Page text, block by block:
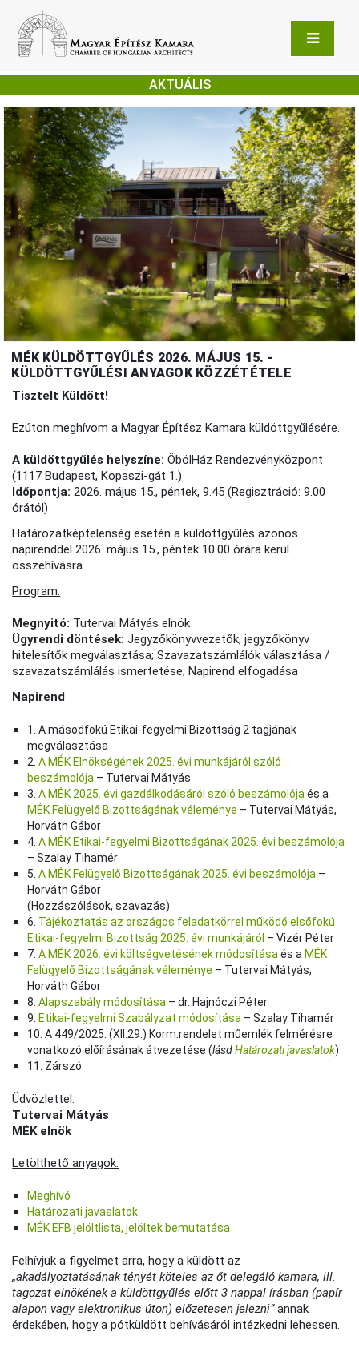
AKTUÁLIS
MÉK KÜLDÖTTGYŰLÉS 2026. MÁJUS 15. -
KÜLDÖTTGYŰLÉSI ANYAGOK KÖZZÉTÉTELE
Tisztelt Küldött!
Ezúton meghívom a Magyar Építész Kamara küldöttgyűlésére.
A küldöttgyűlés helyszíne: ÖbölHáz Rendezvényközpont
(1117 Budapest, Kopaszi-gát 1.)
Időpontja:2026. május 15., péntek, 9.45 (Regisztráció: 9.00
órától)
Határozatképtelenség esetén a küldöttgyűlés azonos
napirenddel 2026. május 15., péntek 10.00 órára kerül
összehívásra.
Program:
Megnyitó: Tutervai Mátyás elnök
Ügyrendi döntések: Jegyzőkönyvvezetők, jegyzőkönyv
hitelesítők megválasztása; Szavazatszámlálók választása /
szavazatszámlálás ismertetése; Napirend elfogadása
Napirend
1. A másodfokú Etikai-fegyelmi Bizottság 2 tagjának
megválasztása
2.A MÉK Elnökségének 2025. évi munkájáról szóló
beszámolója – Tutervai Mátyás
3.A MÉK 2025. évi gazdálkodásáról szóló beszámolója és a
MÉK Felügyelő Bizottságának véleménye – Tutervai Mátyás,
Horváth Gábor
4.A MÉK Etikai-fegyelmi Bizottságának 2025. évi beszámolója
– Szalay Tihamér
5.A MÉK Felügyelő Bizottságának 2025. évi beszámolója –
Horváth Gábor
(Hozzászólások, szavazás)
6. Tájékoztatás az országos feladatkörrel működő elsőfokú
Etikai-fegyelmi Bizottság 2025. évi munkájáról – Vizér Péter
7.A MÉK 2026. évi költségvetésének módosítása és a MÉK
Felügyelő Bizottságának véleménye – Tutervai Mátyás,
Horváth Gábor
8.Alapszabály módosítása – dr. Hajnóczi Péter
9. Etikai-fegyelmi Szabályzat módosítása – Szalay Tihamér
10. A 449/2025. (XII.29.) Korm.rendelet műemlék felmérésre
vonatkozó előírásának átvezetése (lásdHatározati javaslatok)
11. Zárszó
Üdvözlettel:
Tutervai Mátyás
MÉK elnök
Letölthető anyagok:
Meghívó
Határozati javaslatok
MÉK EFB jelöltlista, jelöltek bemutatása
Felhívjuk a figyelmet arra, hogy a küldött az
„akadályoztatásának tényét kötelesaz őt delegáló kamara, ill.
tagozat elnökének a küldöttgyűlés előtt 3 nappal írásban(papír
alapon vagy elektronikus úton) előzetesen jelezni”annak
érdekében, hogy a pótküldött behívásáról intézkedni lehessen.